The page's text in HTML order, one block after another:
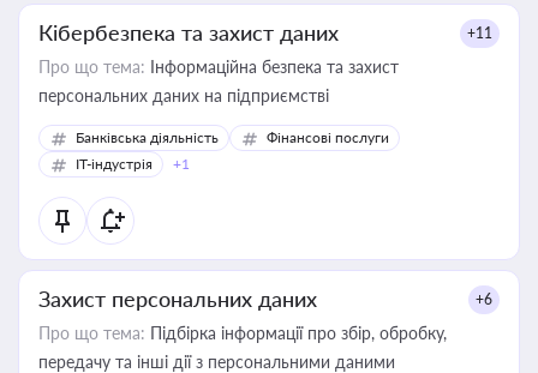
Кібербезпека та захист даних +11
Про що тема: Інформаційна безпека та захист
персональних даних на підприємстві
Банківська діяльність
Фінансові послуги
IT-індустрія
+1
Захист персональних даних +6
Про що тема: Підбірка інформації про збір, обробку,
передачу та інші дії з персональними даними